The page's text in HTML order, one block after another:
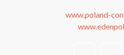
www.poland-